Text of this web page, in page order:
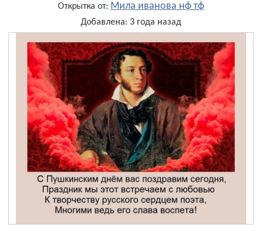
Открытка от: Мила иванова нф тф
Добавлена: 3 года назад